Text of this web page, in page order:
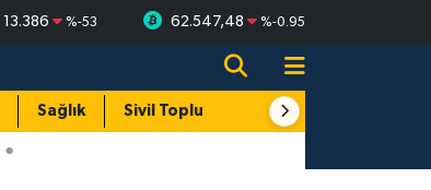
13.386 %-53 62.547,48 %-0.95
Sağlık Sivil Toplum Turizm